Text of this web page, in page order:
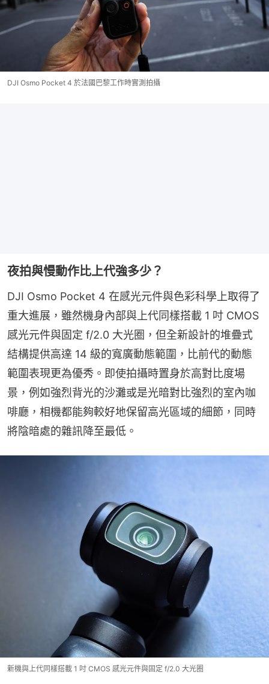
DJI Osmo Pocket 4 於法國巴黎工作時實測拍攝
夜拍與慢動作比上代強多少？
DJI Osmo Pocket 4 在感光元件與色彩科學上取得了
重大進展，雖然機身內部與上代同樣搭載 1 吋 CMOS
感光元件與固定 f/2.0 大光圈，但全新設計的堆疊式
結構提供高達 14 級的寬廣動態範圍，比前代的動態
範圍表現更為優秀。即使拍攝時置身於高對比度場
景，例如強烈背光的沙灘或是光暗對比強烈的室內咖
啡廳，相機都能夠較好地保留高光區域的細節，同時
將陰暗處的雜訊降至最低。
新機與上代同樣搭載 1 吋 CMOS 感光元件與固定 f/2.0 大光圈